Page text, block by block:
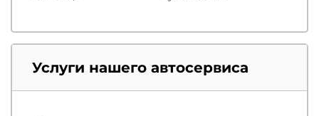
Услуги нашего автосервиса